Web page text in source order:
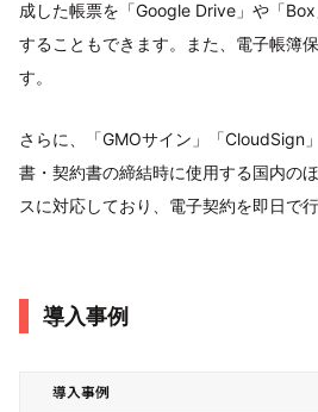
成した帳票を「Google Drive」や「
することもできます。また、電子帳簿
す。
さらに、「GMOサイン」「CloudSign
書・契約書の締結時に使用する国内の
スに対応しており、電子契約を即日で
導入事例